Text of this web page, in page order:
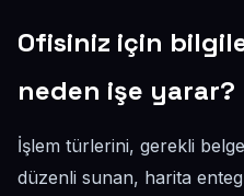
Ofisiniz için
neden işe yarar?
İşlem türlerini, gerekli
düzenli sunan, harita